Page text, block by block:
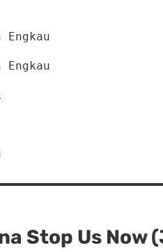
Engkau
Engkau
Stop Us Now